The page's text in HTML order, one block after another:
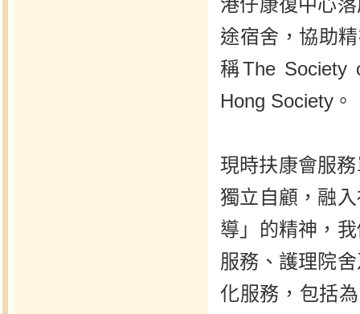
港仔康復中心
途宿舍，協助
稱The Society
Hong Society。
現時扶康會服
獨立自顧，融
導」的精神，
服務、護理院
化服務，包括